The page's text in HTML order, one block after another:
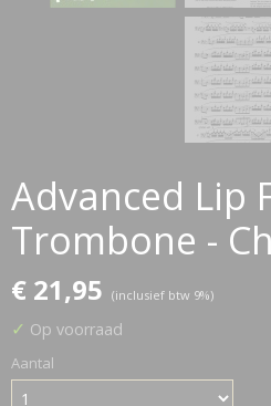
Advanced Lip
Trombone -
€ 21,95 (inclusief btw 9%)
✓ Op voorraad
Aantal